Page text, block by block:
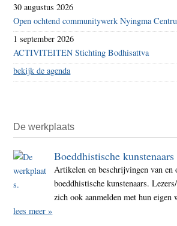
30 augustus 2026
Open ochtend communitywerk Nyingma
1 september 2026
ACTIVITEITEN Stichting Bodhisattva
bekijk de agenda
De werkplaats
Boeddhistische kunstenaars
Artikelen en beschrijvingen van en
boeddhistische kunstenaars.
zich ook aanmelden met hun eigen
lees meer »